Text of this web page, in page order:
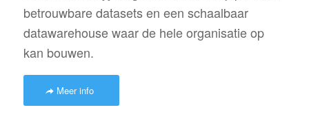
betrouwbare datasets en een schaalbaar
datawarehouse waar de hele organisatie op
kan bouwen.
Meer info